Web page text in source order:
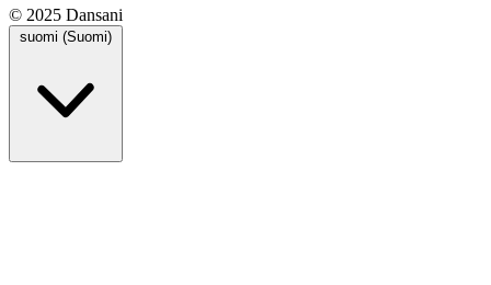
© 2025 Dansani
suomi (Suomi)